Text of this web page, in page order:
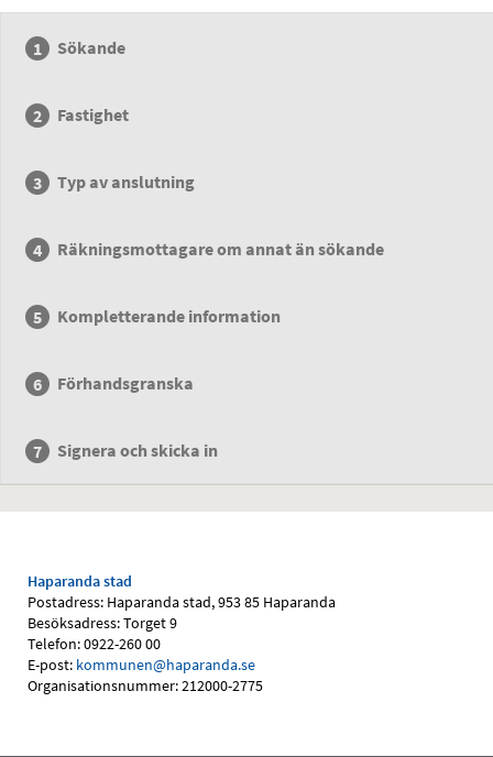
Sökande
Fastighet
Typ av anslutning
Räkningsmottagare om annat än sökande
Kompletterande information
Förhandsgranska
Signera och skicka in
Haparanda stad
Postadress: Haparanda stad, 953 85 Haparanda
Besöksadress: Torget 9
Telefon: 0922-260 00
E-post: kommunen@haparanda.se
Organisationsnummer: 212000-2775